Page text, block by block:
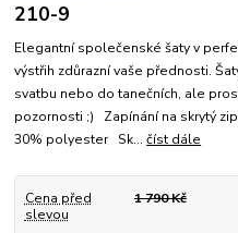
210-9
Elegantní společenské šaty v
výstřih zdůrazní vaše přednosti.
svatbu nebo do tanečních, ale
pozornosti ;) Zapínání na skrytý
30% polyester Sk...číst dále
Cena před
slevou
1 790 Kč